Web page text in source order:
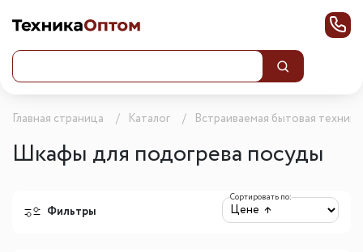
Главная страница Каталог Встраиваемая бытовая техника
Шкафы для подогрева посуды
Фильтры
Сортировать по: